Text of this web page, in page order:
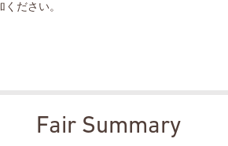
ださい。
Fair Summary